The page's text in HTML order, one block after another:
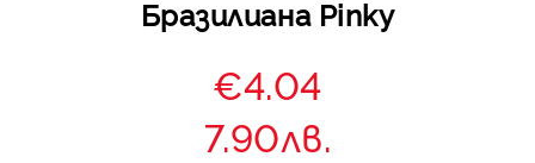
Бразилиана Pinky
€4.04
7.90лв.